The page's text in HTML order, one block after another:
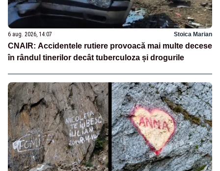
6 aug. 2026, 14:07 Stoica Marian
CNAIR: Accidentele rutiere provoacă mai multe decese
în rândul tinerilor decât tuberculoza și drogurile